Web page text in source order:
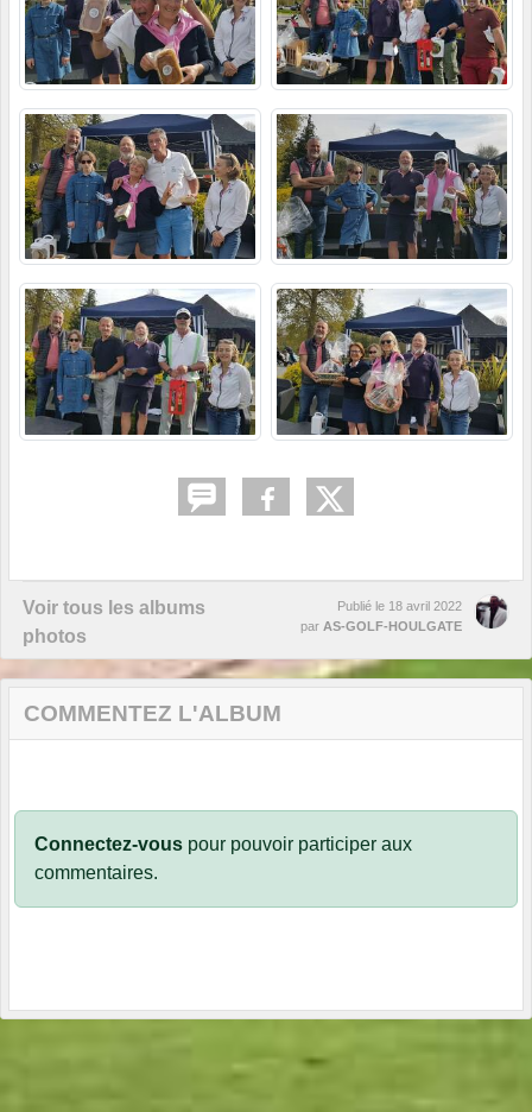
Voir tous les albums
photos
Publié le 18 avril 2022
par AS-GOLF-HOULGATE
COMMENTEZ L'ALBUM
Connectez-vous pour pouvoir participer aux
commentaires.